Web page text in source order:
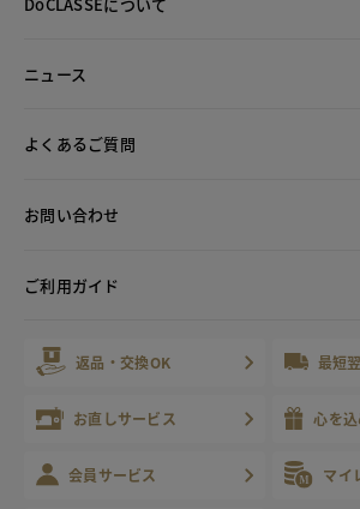
ニュース
よくあるご質問
お問い合わせ
ご利用ガイド
返品・交換OK 最短
お直しサービス 心を
会員サービス マイ